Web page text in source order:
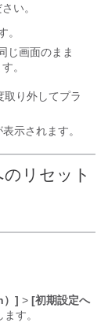
い。
。
じ画面のまま
。
取り外してプラ
示されます。
リセット
）] > [初期設定へ
す。